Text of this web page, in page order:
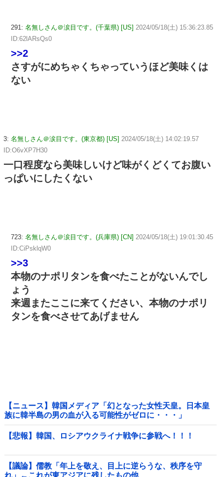
291: 名無しさん＠涙目です。(千葉県) [US] 2024/05/18(土) 15:36:23.85
ID:62lARsQs0
>>2
さすがにめちゃくちゃっていうほど美味くは
ない
3: 名無しさん＠涙目です。(東京都) [US] 2024/05/18(土) 14:02:19.57
ID:O6vXP7H30
一口程度なら美味しいけど味がくどくてお腹い
っぱいにしたくない
723: 名無しさん＠涙目です。(兵庫県) [CN] 2024/05/18(土) 19:01:30.45
ID:CiPsklqW0
>>3
本物のナポリタンを食べたことがないんでし
ょう
来週またここに来てください、本物のナポリ
タンを食べさせてあげません
【ニュース】韓国メディア「幻となった女性天皇。日本皇
族に韓半島の男の血が入る可能性がゼロに・・・」
【悲報】韓国、ロシアウクライナ戦争に参戦へ！！！
【議論】儒教「年上を敬え、目上に逆らうな、秩序を守